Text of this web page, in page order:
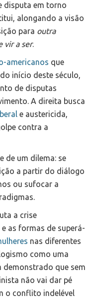
disputa em torno
alongando a visão
para outra
vir a ser.
americanos que
início deste século,
de disputas
A direita busca
e austericida,
contra a
de um dilema: se
a partir do diálogo
ou sufocar a
a crise
e as formas de superá-
nas diferentes
como uma
demonstrado que sem
não vai dar pé
o conflito indelével